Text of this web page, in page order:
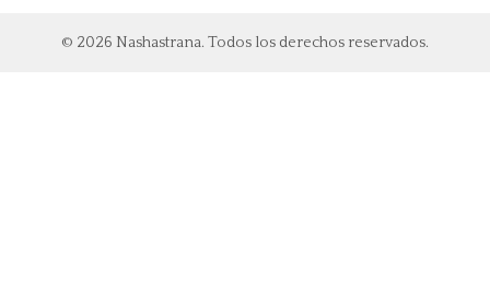
© 2026 Nashastrana. Todos los derechos reservados.